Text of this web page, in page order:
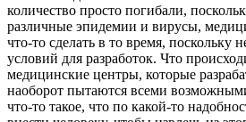
количество просто погибали,
различные эпидемии и вирусы,
что-то сделать в то время, поскольку
условий для разработок. Что
медицинские центры, которые
наоборот пытаются всеми
что-то такое, что по какой-то